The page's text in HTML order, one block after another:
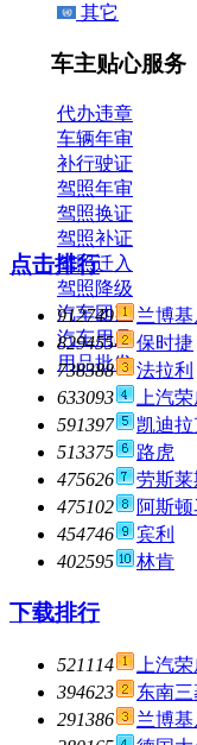
其它
车主贴心服务
代办违章
车辆年审
补行驶证
驾照年审
驾照换证
驾照补证
驾照迁入
驾照降级
汽车团购
汽车用品
用品批发
点击排行
912749
兰博
829455
保时捷
738388
法拉利
633093
上汽荣
591397
凯迪拉
513375
路虎
475626
劳斯莱
475102
阿斯
454746
宾利
402595
林肯
下载排行
521114
上汽
394623
东南
291386
兰博